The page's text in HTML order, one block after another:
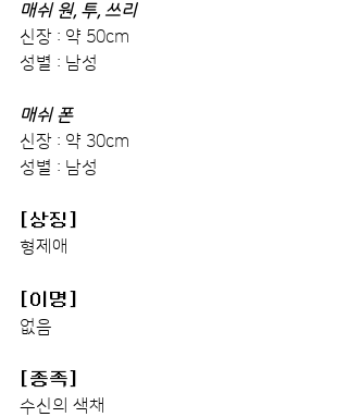
매쉬 원, 투, 쓰리
신장 : 약 50cm
성별 : 남성
매쉬 폰
신장 : 약 30cm
성별 : 남성
[상징]
형제애
[이명]
없음
[종족]
수신의 색채